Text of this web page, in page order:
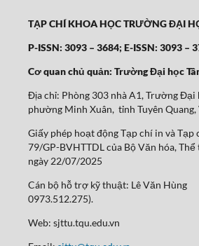
TẠP CHÍ KHOA HỌC TRƯỜNG ĐẠI
P-ISSN: 3093 – 3684; E-ISSN: 3093 –
Cơ quan chủ quản: Trường Đại học
Địa chỉ: Phòng 303 nhà A1, Trường Đại
phường Minh Xuân, tỉnh Tuyên
Giấy phép hoạt động Tạp chí in và Tạp
79/GP-BVHTTDL của Bộ Văn hóa,
ngày 22/07/2025
Cán bộ hỗ trợ kỹ thuật: Lê Văn
0973.512.275).
Web: sjttu.tqu.edu.vn